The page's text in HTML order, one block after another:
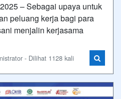
– Sebagai upaya untuk
peluang kerja bagi para
menjalin kerjasama
- Dilihat 1128 kali